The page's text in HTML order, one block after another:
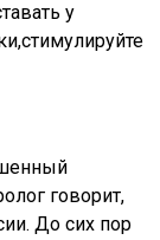
у
говорит,
До сих пор